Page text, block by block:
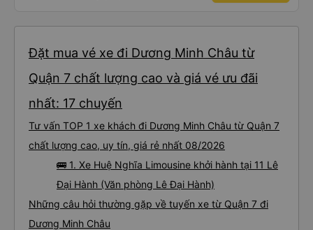
Đặt mua vé xe đi Dương Minh Châu từ
Quận 7 chất lượng cao và giá vé ưu đãi
nhất: 17 chuyến
Tư vấn TOP 1 xe khách đi Dương Minh Châu từ Quận 7
chất lượng cao, uy tín, giá rẻ nhất 08/2026
🚌 1. Xe Huệ Nghĩa Limousine khởi hành tại 11 Lê
Đại Hành (Văn phòng Lê Đại Hành)
Những câu hỏi thường gặp về tuyến xe từ Quận 7 đi
Dương Minh Châu